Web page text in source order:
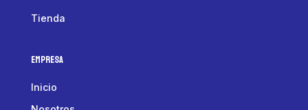
Tienda
Empresa
Inicio